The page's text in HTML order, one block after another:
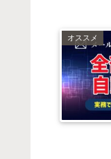
オススメ